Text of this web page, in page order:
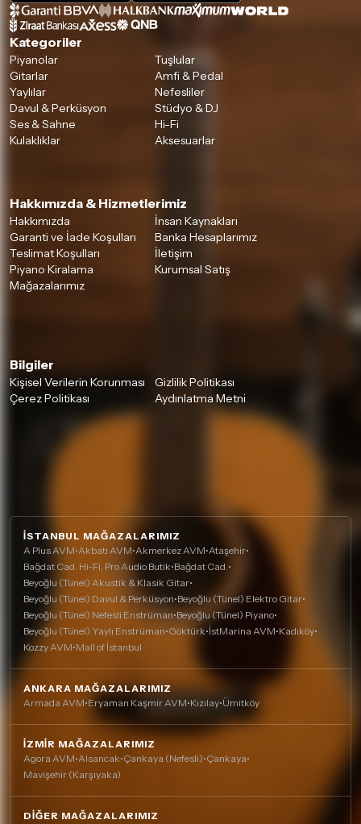
Kategoriler
Piyanolar
Tuşlular
Gitarlar
Amfi & Pedal
Yaylılar
Nefesliler
Davul & Perküsyon
Stüdyo & DJ
Ses & Sahne
Hi-Fi
Kulaklıklar
Aksesuarlar
Hakkımızda & Hizmetlerimiz
Hakkımızda
İnsan Kaynakları
Garanti ve İade Koşulları
Banka Hesaplarımız
Teslimat Koşulları
İletişim
Piyano Kiralama
Kurumsal Satış
Mağazalarımız
Bilgiler
Kişisel Verilerin Korunması
Gizlilik Politikası
Çerez Politikası
Aydınlatma Metni
İSTANBUL MAĞAZALARIMIZ
A Plus AVM•Akbatı AVM•Akmerkez AVM•Ataşehir•
Bağdat Cad. Hi-Fi, Pro Audio Butik•Bağdat Cad.•
Beyoğlu (Tünel) Akustik & Klasik Gitar•
Beyoğlu (Tünel) Davul & Perküsyon•Beyoğlu (Tünel) Elektro Gitar•
Beyoğlu (Tünel) Nefesli Enstrüman•Beyoğlu (Tünel) Piyano•
Beyoğlu (Tünel) Yaylı Enstrüman•Göktürk•İstMarina AVM•Kadıköy•
Kozzy AVM•Mall of İstanbul
ANKARA MAĞAZALARIMIZ
Armada AVM•Eryaman Kaşmir AVM•Kızılay•Ümitköy
İZMIR MAĞAZALARIMIZ
Agora AVM•Alsancak•Çankaya (Nefesli)•Çankaya•
Mavişehir (Karşıyaka)
DIĞER MAĞAZALARIMIZ